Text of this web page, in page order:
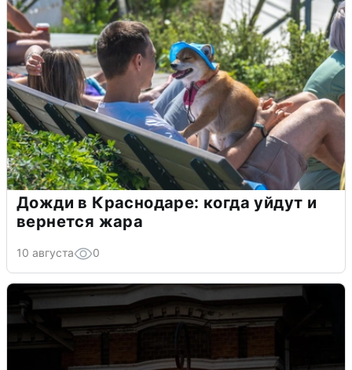
Дожди в Краснодаре: когда уйдут и
вернется жара
10 августа 0